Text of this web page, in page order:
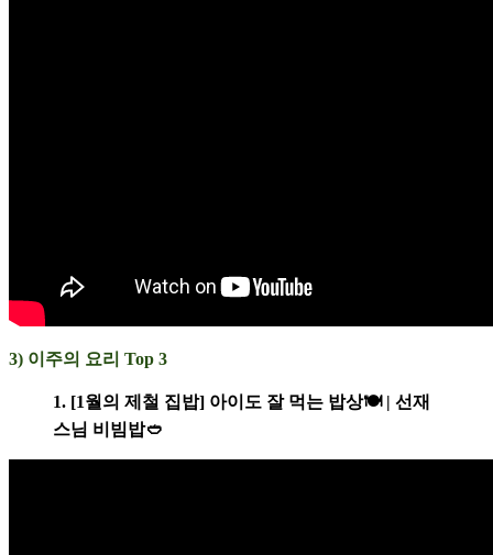
3) 이주의 요리 Top 3
1. [1월의 제철 집밥] 아이도 잘 먹는 밥상🍽️ | 선재
스님 비빔밥🥙